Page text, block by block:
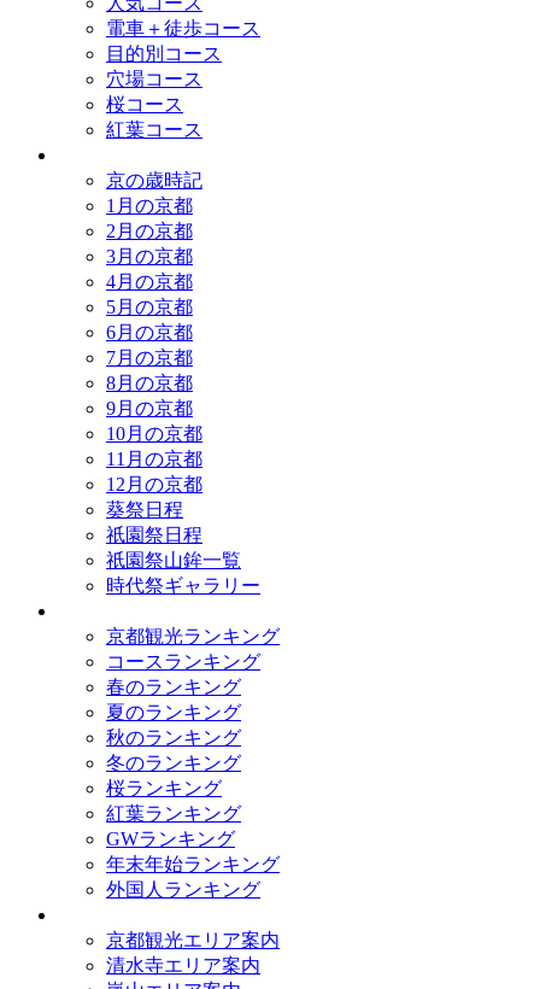
電車＋徒歩コース
目的別コース
穴場コース
桜コース
紅葉コース
京の歳時記
1月の京都
2月の京都
3月の京都
4月の京都
5月の京都
6月の京都
7月の京都
8月の京都
9月の京都
10月の京都
11月の京都
12月の京都
葵祭日程
祇園祭日程
祇園祭山鉾一覧
時代祭ギャラリー
京都観光ランキング
コースランキング
春のランキング
夏のランキング
秋のランキング
冬のランキング
桜ランキング
紅葉ランキング
GWランキング
年末年始ランキング
外国人ランキング
京都観光エリア案内
清水寺エリア案内